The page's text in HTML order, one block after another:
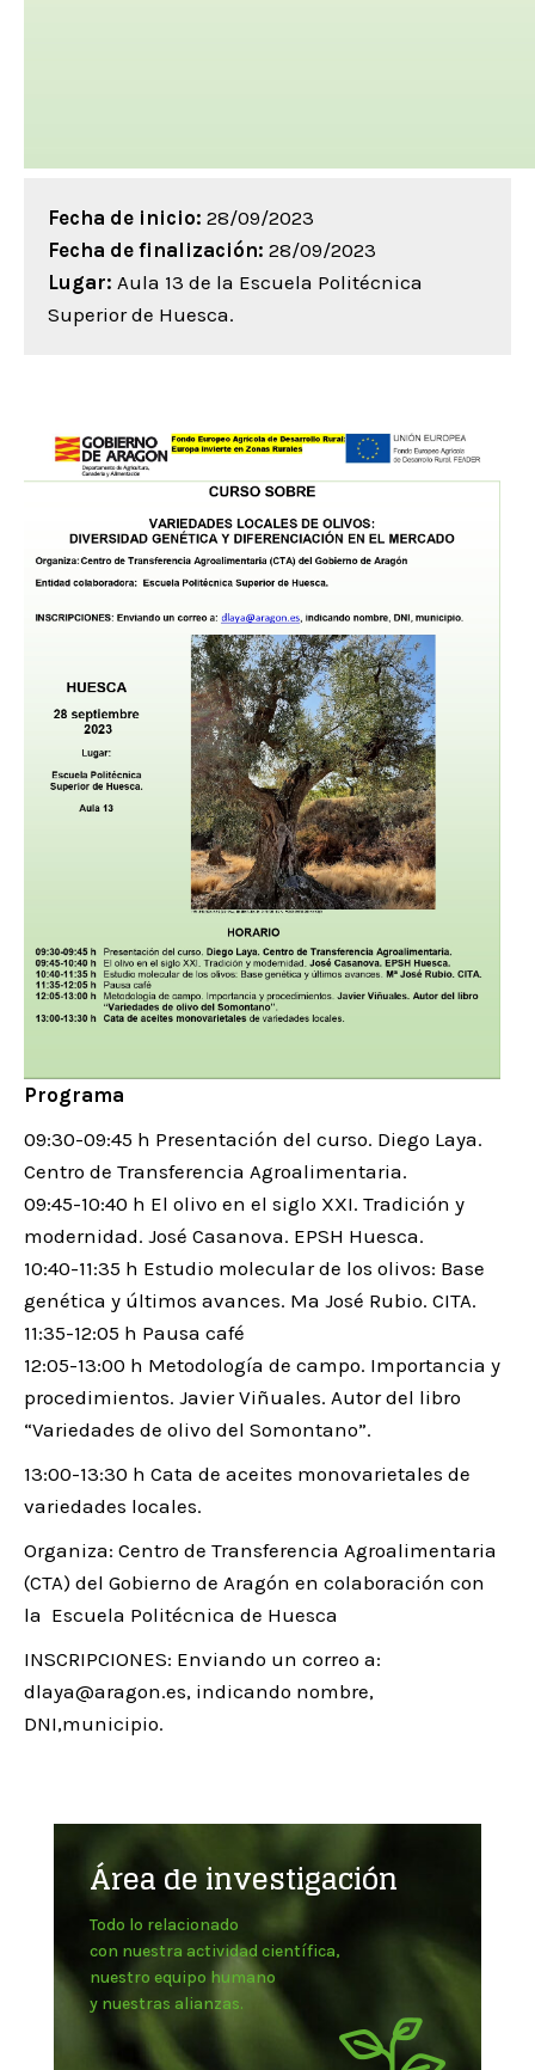
Fecha de inicio: 28/09/2023
Fecha de finalización: 28/09/2023
Lugar: Aula 13 de la Escuela Politécnica
Superior de Huesca.
Programa
09:30-09:45 h Presentación del curso. Diego Laya.
Centro de Transferencia Agroalimentaria.
09:45-10:40 h El olivo en el siglo XXI. Tradición y
modernidad. José Casanova. EPSH Huesca.
10:40-11:35 h Estudio molecular de los olivos: Base
genética y últimos avances. Ma José Rubio. CITA.
11:35-12:05 h Pausa café
12:05-13:00 h Metodología de campo. Importancia y
procedimientos. Javier Viñuales. Autor del libro
“Variedades de olivo del Somontano”.
13:00-13:30 h Cata de aceites monovarietales de
variedades locales.
Organiza: Centro de Transferencia Agroalimentaria
(CTA) del Gobierno de Aragón en colaboración con
la Escuela Politécnica de Huesca
INSCRIPCIONES: Enviando un correo a:
dlaya@aragon.es, indicando nombre,
DNI,municipio.
Área de investigación
Todo lo relacionado
con nuestra actividad científica,
nuestro equipo humano
y nuestras alianzas.